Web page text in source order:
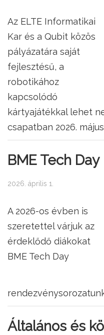
Az ELTE Informatikai
Kar és a Qubit közös
pályázatára saját
fejlesztésű, a
robotikához
kapcsolódó
kártyajátékkal lehet
csapatban 2026.
BME Tech Day
2026. április 1.
A 2026-os évben is
szeretettel várjuk az
érdeklődő diákokat
BME Tech Day
Általános és